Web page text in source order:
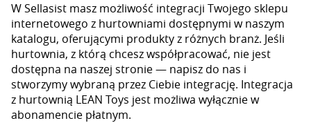
W Sellasist masz możliwość integracji Twojego sklepu
internetowego z hurtowniami dostępnymi w naszym
katalogu, oferującymi produkty z różnych branż. Jeśli
hurtownia, z którą chcesz współpracować, nie jest
dostępna na naszej stronie — napisz do nas i
stworzymy wybraną przez Ciebie integrację. Integracja
z hurtownią LEAN Toys jest możliwa wyłącznie w
abonamencie płatnym.